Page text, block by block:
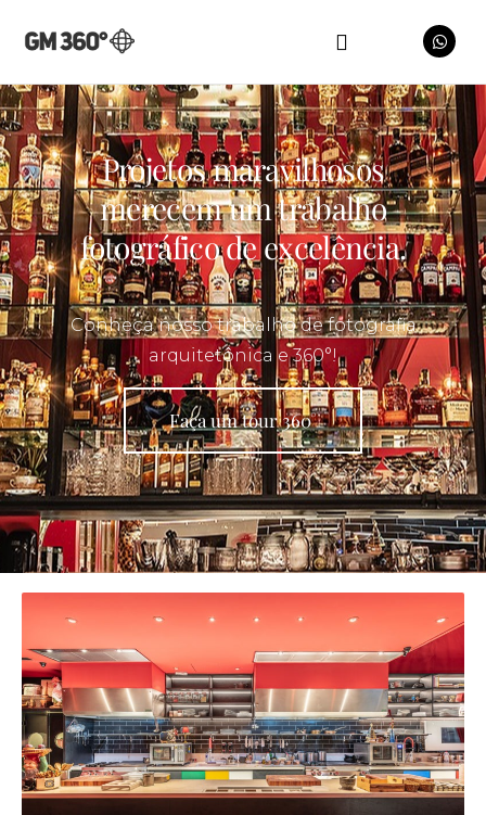
Projetos maravilhosos
merecem um trabalho
fotográfico de excelência.
Conheça nosso trabalho de fotografia
arquitetônica e 360°!
Faça um tour 360°